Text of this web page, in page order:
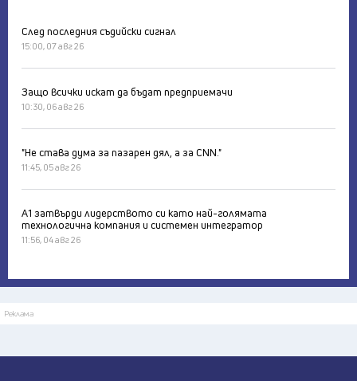
След последния съдийски сигнал
15:00, 07 авг 26
Защо всички искат да бъдат предприемачи
10:30, 06 авг 26
"Не става дума за пазарен дял, а за CNN."
11:45, 05 авг 26
А1 затвърди лидерството си като най-голямата
технологична компания и системен интегратор
11:56, 04 авг 26
Реклама